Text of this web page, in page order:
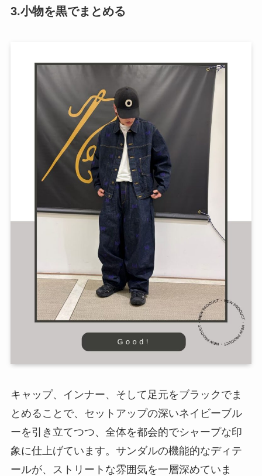
3.小物を黒でまとめる
キャップ、インナー、そして足元をブラックでま
とめることで、セットアップの深いネイビーブル
ーを引き立てつつ、全体を都会的でシャープな印
象に仕上げています。サンダルの機能的なディテ
ールが、ストリートな雰囲気を一層深めていま